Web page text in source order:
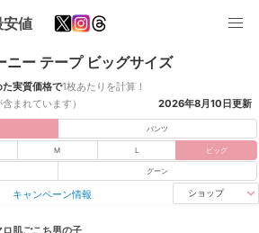
安値
ニー テープ ビッグサイズ
実質価格で1枚あたりを計算！
まれています）
2026年8月10日更新
パンツ
M L ビッグ
グーン
キャンペーン情報 ショップ
ロ肌ごこち男の子